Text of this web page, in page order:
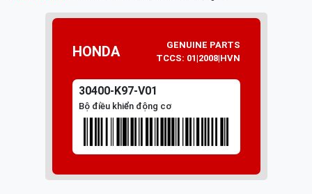
Parts Catalogue
Mã Phụ Tùng
Tài khoản
HONDA
GENUINE PARTS
TCCS: 01|2008|HVN
30400-K97-V01
Bộ điều khiển động cơ